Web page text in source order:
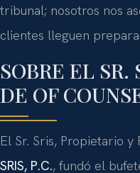
tribunal; nosotros nos
clientes lleguen
SOBRE EL SR.
DE OF
El Sr. Sris, Propietario y
SRIS, P.C., fundó el